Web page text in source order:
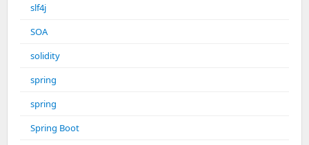
slf4j
SOA
solidity
spring
spring
Spring Boot